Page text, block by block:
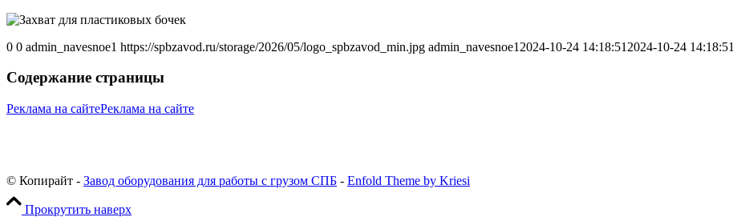
0 0 admin_navesnoe1 https://spbzavod.ru/storage/2026/05/logo_spbzavod_min.jpg admin_navesnoe1 2024-10-24 14:18:51 2024-10-24 14:18:51
Содержание страницы
Реклама на сайтеРеклама на сайте
© Копирайт - Завод оборудования для работы с грузом СПБ - Enfold Theme by Kriesi
Прокрутить наверх